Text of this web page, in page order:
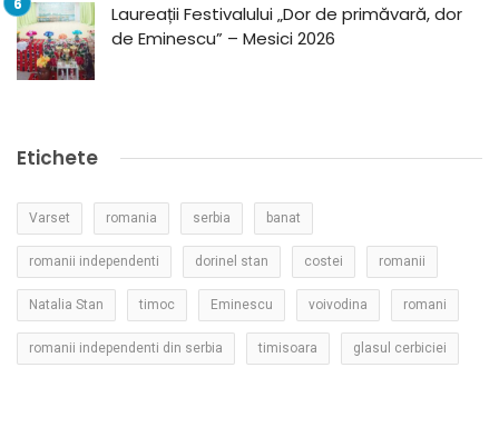
Laureații Festivalului „Dor de primăvară, dor
de Eminescu” – Mesici 2026
Etichete
Varset romania serbia banat
romanii independenti dorinel stan costei romanii
Natalia Stan timoc Eminescu voivodina romani
romanii independenti din serbia timisoara glasul cerbiciei